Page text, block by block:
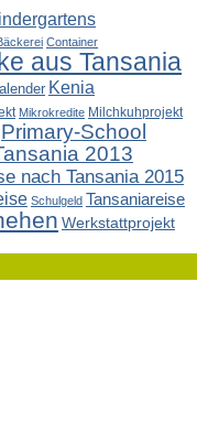
Container
aus Tansania
Kenia
Mikrokredite Milchkuhprojekt
Primary-School
2013
nach Tansania 2015
Schulgeld Tansaniareise
Werkstattprojekt